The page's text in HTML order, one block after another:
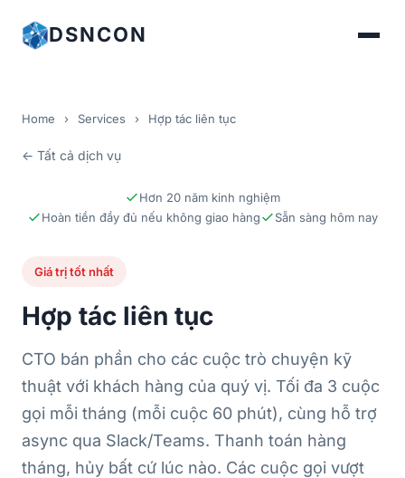
DSNCON
Home › Services › Hợp tác liên tục
← Tất cả dịch vụ
Hơn 20 năm kinh nghiệm
Hoàn tiền đầy đủ nếu không giao hàng
Sẵn sàng hôm nay
Giá trị tốt nhất
Hợp tác liên tục
CTO bán phần cho các cuộc trò chuyện kỹ
thuật với khách hàng của quý vị. Tối đa 3 cuộc
gọi mỗi tháng (mỗi cuộc 60 phút), cùng hỗ trợ
async qua Slack/Teams. Thanh toán hàng
tháng, hủy bất cứ lúc nào. Các cuộc gọi vượt